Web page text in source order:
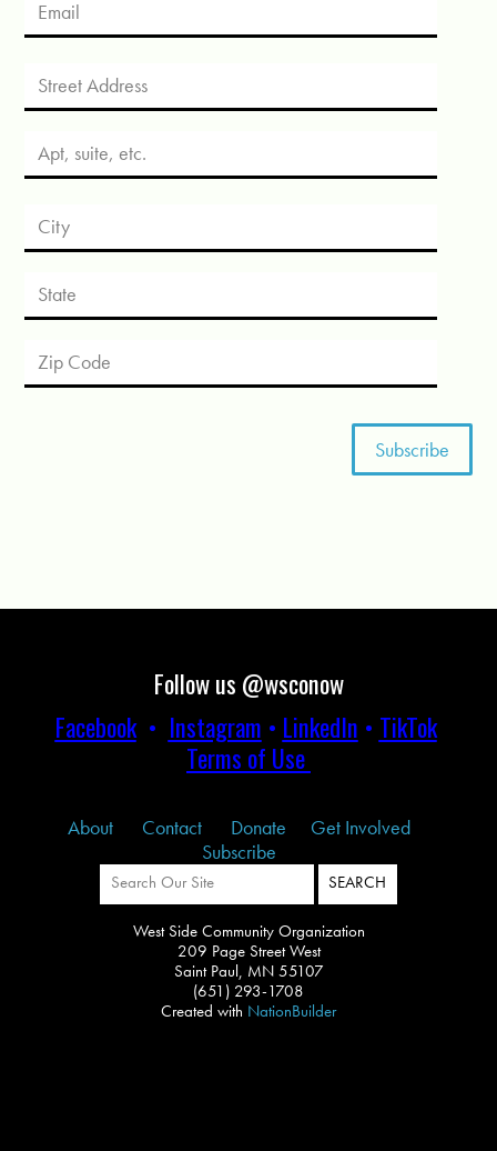
Follow us @wsconow
Facebook• Instagram • LinkedIn • TikTok
Terms of Use
About Contact Donate
Get Involved
Subscribe
West Side Community Organization
209 Page Street West
Saint Paul, MN 55107
(651) 293-1708
Created with NationBuilder